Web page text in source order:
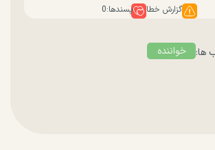
گزارش خطا پسندها:0
ها: خواننده